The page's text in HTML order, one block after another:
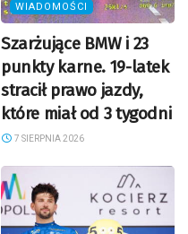
WIADOMOŚCI
Szarżujące BMW i 23
punkty karne. 19-latek
stracił prawo jazdy,
które miał od 3 tygodni
7 SIERPNIA 2026